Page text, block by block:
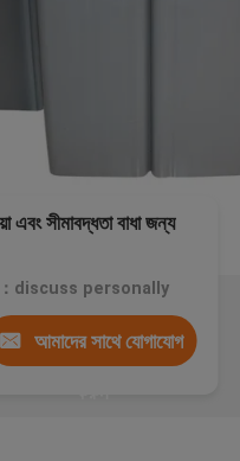
এবং সীমাবদ্ধতা বাধা জন্য
：discuss personally
আমাদের সাথে যোগাযোগ